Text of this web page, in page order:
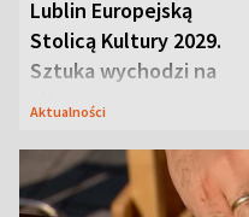
Lublin Europejską
Stolicą Kultury 2029.
Sztuka wychodzi na
ulice
Aktualności